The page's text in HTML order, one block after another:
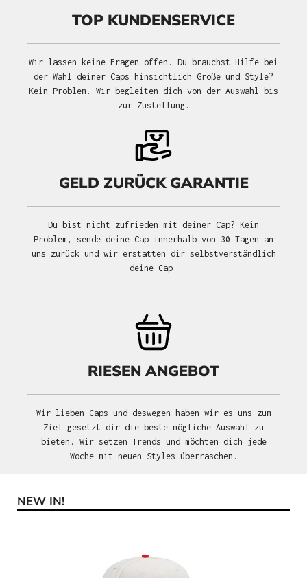
TOP KUNDENSERVICE
Wir lassen keine Fragen offen. Du brauchst Hilfe bei
der Wahl deiner Caps hinsichtlich Größe und Style?
Kein Problem. Wir begleiten dich von der Auswahl bis
zur Zustellung.
GELD ZURÜCK GARANTIE
Du bist nicht zufrieden mit deiner Cap? Kein
Problem, sende deine Cap innerhalb von 30 Tagen an
uns zurück und wir erstatten dir selbstverständlich
deine Cap.
RIESEN ANGEBOT
Wir lieben Caps und deswegen haben wir es uns zum
Ziel gesetzt dir die beste mögliche Auswahl zu
bieten. Wir setzen Trends und möchten dich jede
Woche mit neuen Styles überraschen.
Produktgalerie überspringen
NEW IN!